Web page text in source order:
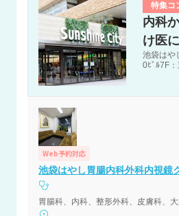
特集コ
内科
け医に
池袋はや
0ﾋﾞﾙ7F
Web予約対応
池袋はやし胃腸内科外科内視鏡
胃腸科、内科、整形外科、皮膚科、